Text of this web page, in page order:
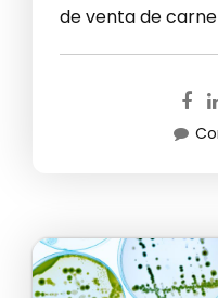
de venta de